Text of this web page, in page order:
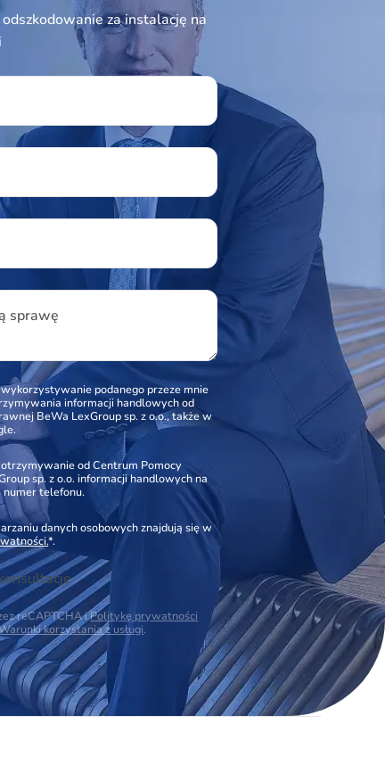
za instalację na
sprawę
podanego przeze mnie
informacji handlowych od
BeWa LexGroup sp. z o.o., także w
od Centrum Pomocy
sp. z o.o. informacji handlowych na
numer telefonu.
danych osobowych znajdują się w
*.
reCAPTCHA iPolitykę prywatności
korzystania z usługi.